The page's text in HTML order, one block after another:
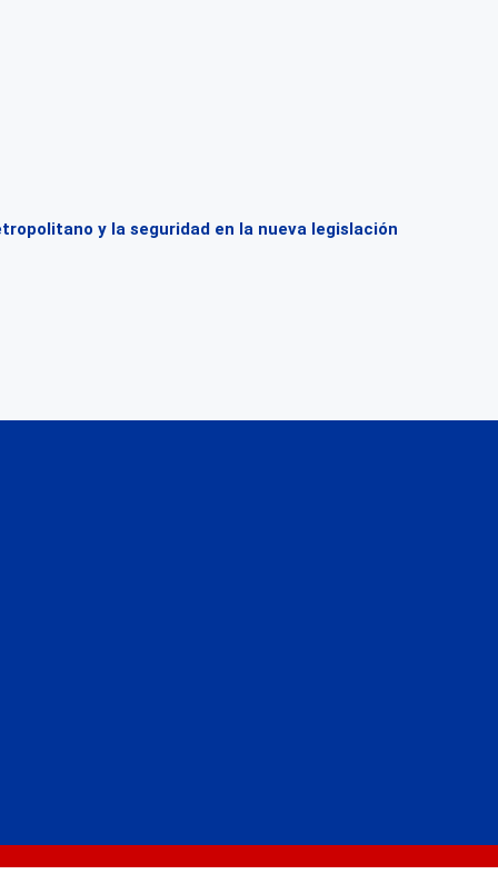
y la seguridad en la nueva legislación